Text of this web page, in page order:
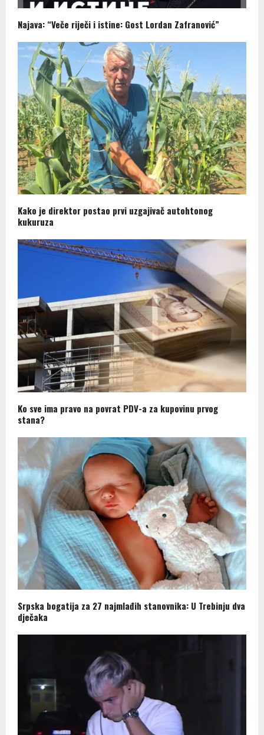
Najava: “Veče riječi i istine: Gost Lordan Zafranović”
Kako je direktor postao prvi uzgajivač autohtonog
kukuruza
Ko sve ima pravo na povrat PDV-a za kupovinu prvog
stana?
Srpska bogatija za 27 najmlađih stanovnika: U Trebinju dva
dječaka